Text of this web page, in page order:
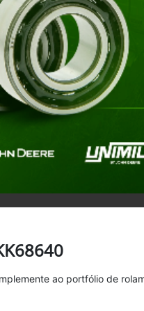
ao portfólio de